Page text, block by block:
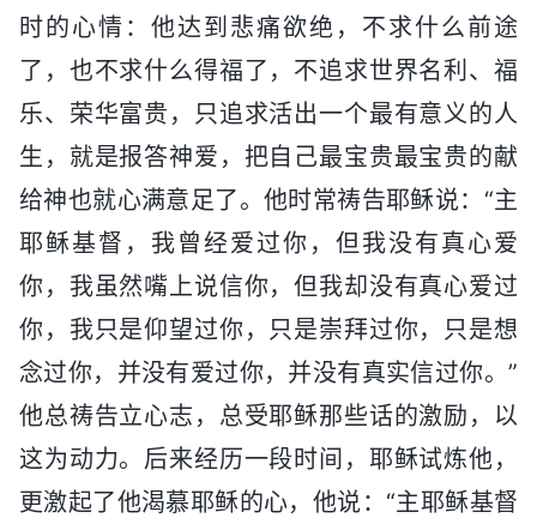
时的心情：他达到悲痛欲绝，不求什么前途
了，也不求什么得福了，不追求世界名利、福
乐、荣华富贵，只追求活出一个最有意义的人
生，就是报答神爱，把自己最宝贵最宝贵的献
给神也就心满意足了。他时常祷告耶稣说：“主
耶稣基督，我曾经爱过你，但我没有真心爱
你，我虽然嘴上说信你，但我却没有真心爱过
你，我只是仰望过你，只是崇拜过你，只是想
念过你，并没有爱过你，并没有真实信过你。”
他总祷告立心志，总受耶稣那些话的激励，以
这为动力。后来经历一段时间，耶稣试炼他，
更激起了他渴慕耶稣的心，他说：“主耶稣基督